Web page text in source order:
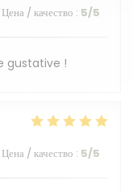
Цена / качество : 5/5
gustative !
Цена / качество : 5/5